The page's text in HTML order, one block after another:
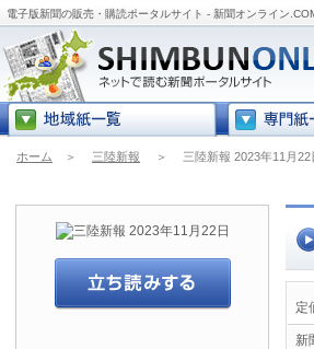
電子版新聞の販売・購読ポータルサイト - 新聞オンライン
ホーム ＞ 三陸新報 ＞ 三陸新報 2023年11月22
定
新